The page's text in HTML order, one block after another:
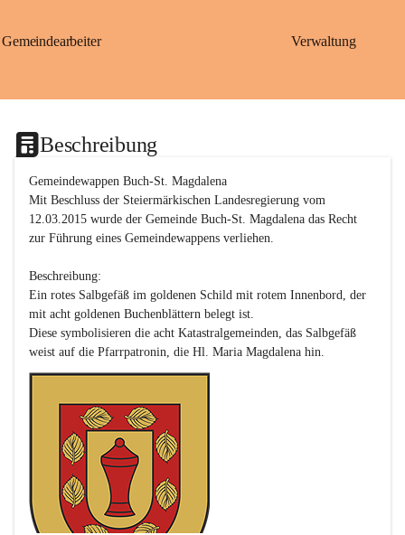
Gemeindearbeiter Verwaltung
Beschreibung
Gemeindewappen Buch-St. Magdalena
Mit Beschluss der Steiermärkischen Landesregierung vom
12.03.2015 wurde der Gemeinde Buch-St. Magdalena das Recht
zur Führung eines Gemeindewappens verliehen.
Beschreibung:
Ein rotes Salbgefäß im goldenen Schild mit rotem Innenbord, der
mit acht goldenen Buchenblättern belegt ist.
Diese symbolisieren die acht Katastralgemeinden, das Salbgefäß